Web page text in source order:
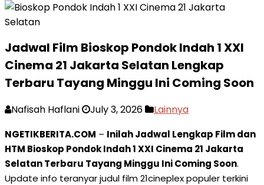
Jadwal Film Bioskop Pondok Indah 1 XXI
Cinema 21 Jakarta Selatan Lengkap
Terbaru Tayang Minggu Ini Coming Soon
Nafisah Haflani July 3, 2026 Lainnya
NGETIKBERITA.COM – Inilah Jadwal Lengkap Film dan
HTM Bioskop Pondok Indah 1 XXI Cinema 21 Jakarta
Selatan Terbaru Tayang Minggu Ini Coming Soon.
Update info teranyar judul film 21cineplex populer terkini